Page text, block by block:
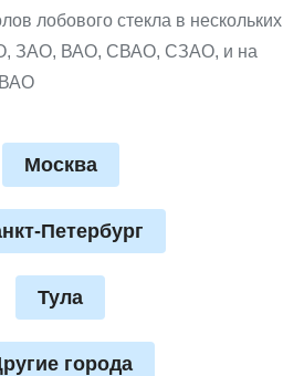
лобового стекла в нескольких
ЗАО, ВАО, СВАО, СЗАО, и на
Москва
Петербург
Тула
города